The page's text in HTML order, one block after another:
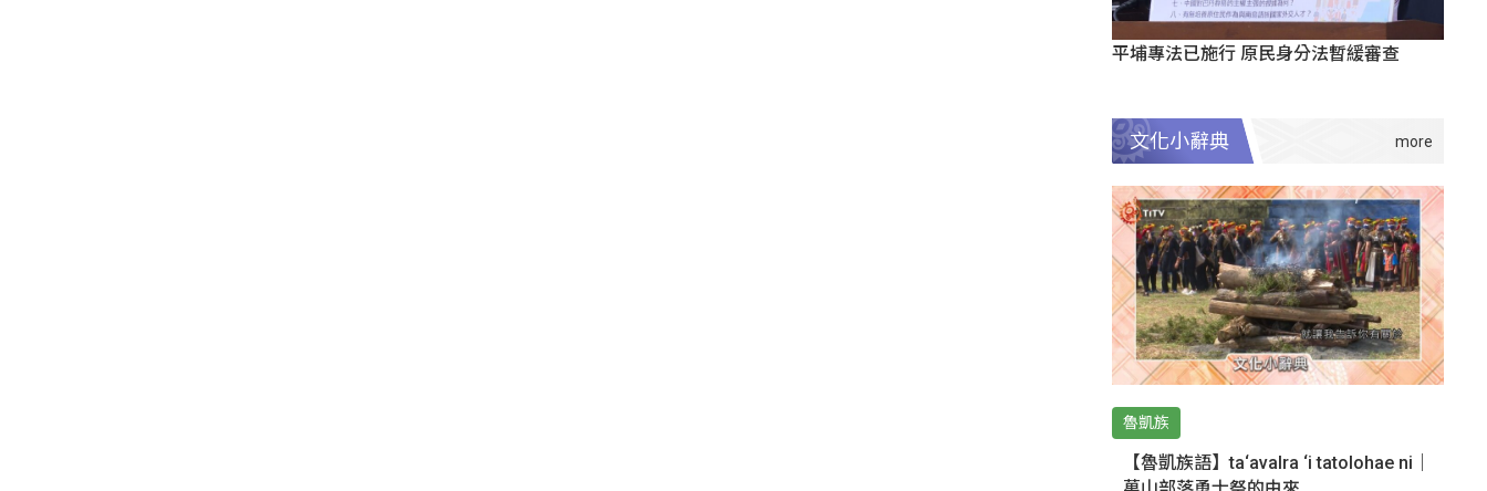
平埔專法已施行 原民身分法暫緩審查
文化小辭典
魯凱族
【魯凱族語】ta‘avalra ‘i tatolohae ni｜